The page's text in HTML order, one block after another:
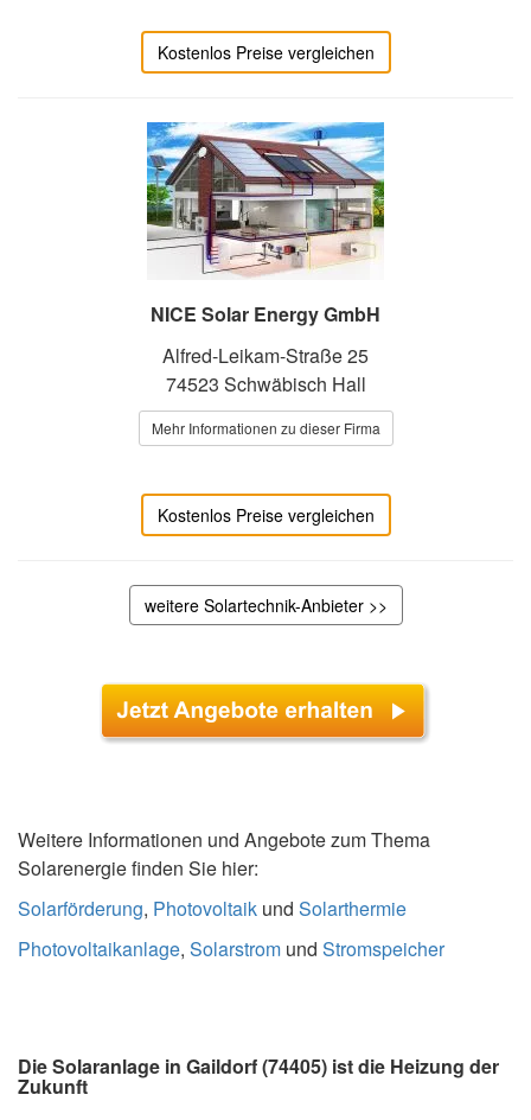
Kostenlos Preise vergleichen
NICE Solar Energy GmbH
Alfred-Leikam-Straße 25
74523 Schwäbisch Hall
Mehr Informationen zu dieser Firma
Kostenlos Preise vergleichen
weitere Solartechnik-Anbieter >>
Weitere Informationen und Angebote zum Thema
Solarenergie finden Sie hier:
Solarförderung, Photovoltaik und Solarthermie
Photovoltaikanlage, Solarstrom und Stromspeicher
Die Solaranlage in Gaildorf (74405) ist die Heizung der
Zukunft